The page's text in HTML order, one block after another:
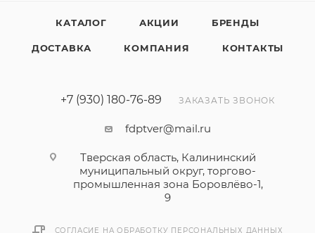
КАТАЛОГ АКЦИИ БРЕНДЫ
ДОСТАВКА КОМПАНИЯ КОНТАКТЫ
+7 (930) 180-76-89 ЗАКАЗАТЬ ЗВОНОК
fdptver@mail.ru
Тверская область, Калининский
муниципальный округ, торгово-
промышленная зона Боровлёво-1,
9
СОГЛАСИЕ НА ОБРАБОТКУ ПЕРСОНАЛЬНЫХ ДАННЫХ